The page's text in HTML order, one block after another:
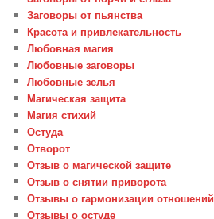
Заговоры от пьянства
Красота и привлекательность
Любовная магия
Любовные заговоры
Любовные зелья
Магическая защита
Магия стихий
Остуда
Отворот
Отзыв о магической защите
Отзыв о снятии приворота
Отзывы о гармонизации отношений
Отзывы о остуде